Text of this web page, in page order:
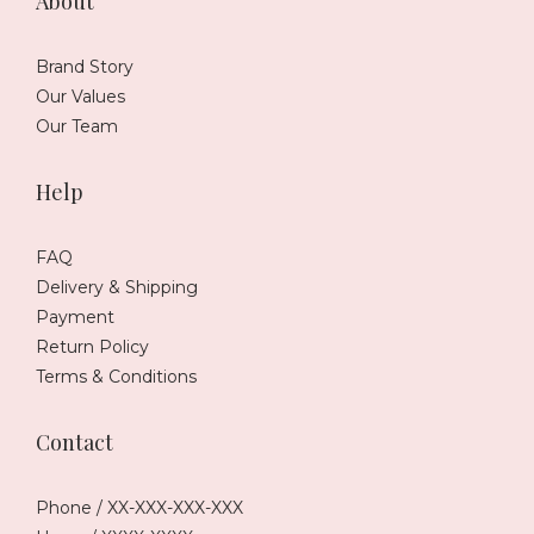
Brand Story
Our Values
Our Team
Help
FAQ
Delivery & Shipping
Payment
Return Policy
Terms & Conditions
Contact
Phone / XX-XXX-XXX-XXX